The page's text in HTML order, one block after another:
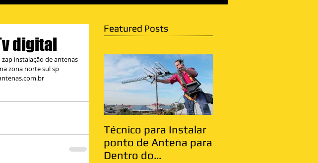
digital
instalação de antenas
zona norte sul sp
Featured Posts
Técnico para Instalar
ponto de Antena para
Dentro do